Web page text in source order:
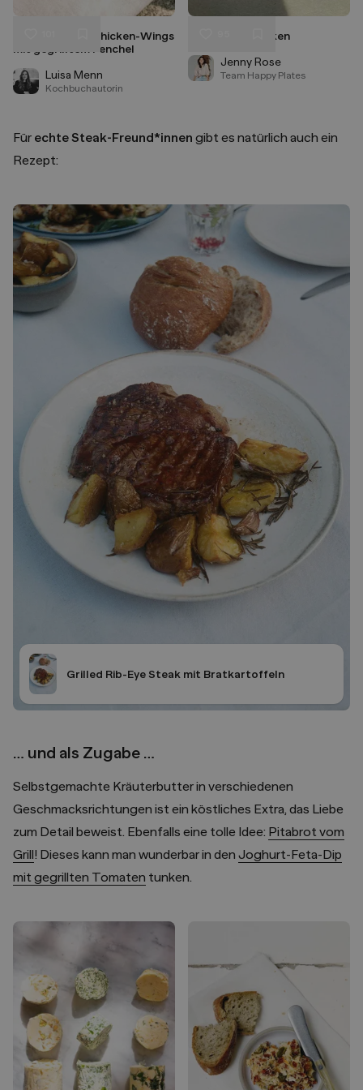
Speichern
Crispy Lemon-Chicken-Wings
mit gegrilltem Fenchel
Luisa Menn
Kochbuchautorin
Asian BBQ Chicken
Jenny Rose
Team Happy Plates
Für echte Steak-Freund*innen gibt es natürlich auch ein
Rezept:
Grilled Rib-Eye Steak mit Bratkartoffeln
… und als Zugabe …
Selbstgemachte Kräuterbutter in verschiedenen
Geschmacksrichtungen ist ein köstliches Extra, das Liebe
zum Detail beweist. Ebenfalls eine tolle Idee: Pitabrot vom
Grill! Dieses kann man wunderbar in den Joghurt-Feta-Dip
mit gegrillten Tomaten tunken.